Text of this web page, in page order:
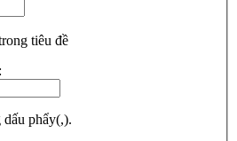
tiêu đề
dấu phẩy(,).